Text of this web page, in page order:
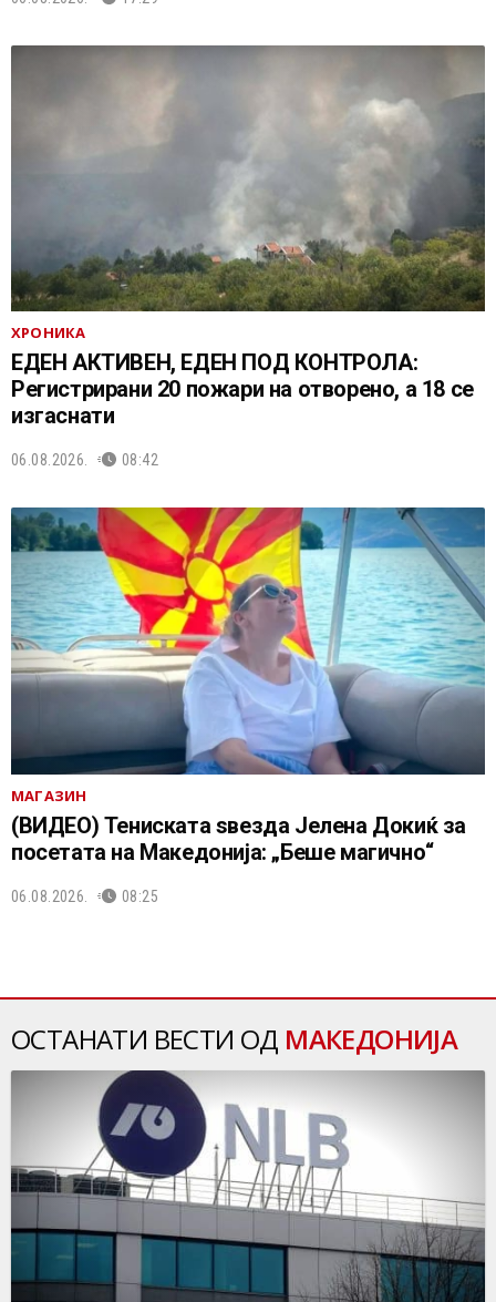
ХРОНИКА
ЕДЕН АКТИВЕН, ЕДЕН ПОД КОНТРОЛА:
Регистрирани 20 пожари на отворено, a 18 се
изгаснати
06.08.2026. 08:42
МАГАЗИН
(ВИДЕО) Тениската ѕвезда Јелена Докиќ за
посетата на Македонија: „Беше магично“
06.08.2026. 08:25
ОСТАНАТИ ВЕСТИ ОД МАКЕДОНИЈА